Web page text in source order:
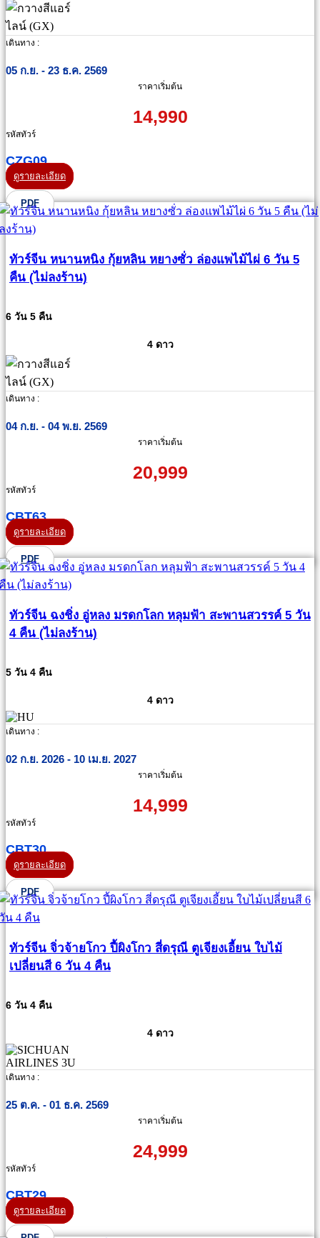
เดินทาง :
05 ก.ย. - 23 ธ.ค. 2569
ราคาเริ่มต้น
14,990
รหัสทัวร์
CZG09
ดูรายละเอียด
PDF
ทัวร์จีน หนานหนิง กุ้ยหลิน หยางซั่ว ล่องแพไม้ไผ่ 6 วัน 5
คืน (ไม่ลงร้าน)
6 วัน 5 คืน
4 ดาว
เดินทาง :
04 ก.ย. - 04 พ.ย. 2569
ราคาเริ่มต้น
20,999
รหัสทัวร์
CBT63
ดูรายละเอียด
PDF
ทัวร์จีน ฉงชิ่ง อู่หลง มรดกโลก หลุมฟ้า สะพานสวรรค์ 5 วัน
4 คืน (ไม่ลงร้าน)
5 วัน 4 คืน
4 ดาว
เดินทาง :
02 ก.ย. 2026 - 10 เม.ย. 2027
ราคาเริ่มต้น
14,999
รหัสทัวร์
CBT30
ดูรายละเอียด
PDF
ทัวร์จีน จิ่วจ้ายโกว ปี้ผิงโกว สี่ดรุณี ตูเจียงเอี้ยน ใบไม้
เปลี่ยนสี 6 วัน 4 คืน
6 วัน 4 คืน
4 ดาว
เดินทาง :
25 ต.ค. - 01 ธ.ค. 2569
ราคาเริ่มต้น
24,999
รหัสทัวร์
CBT29
ดูรายละเอียด